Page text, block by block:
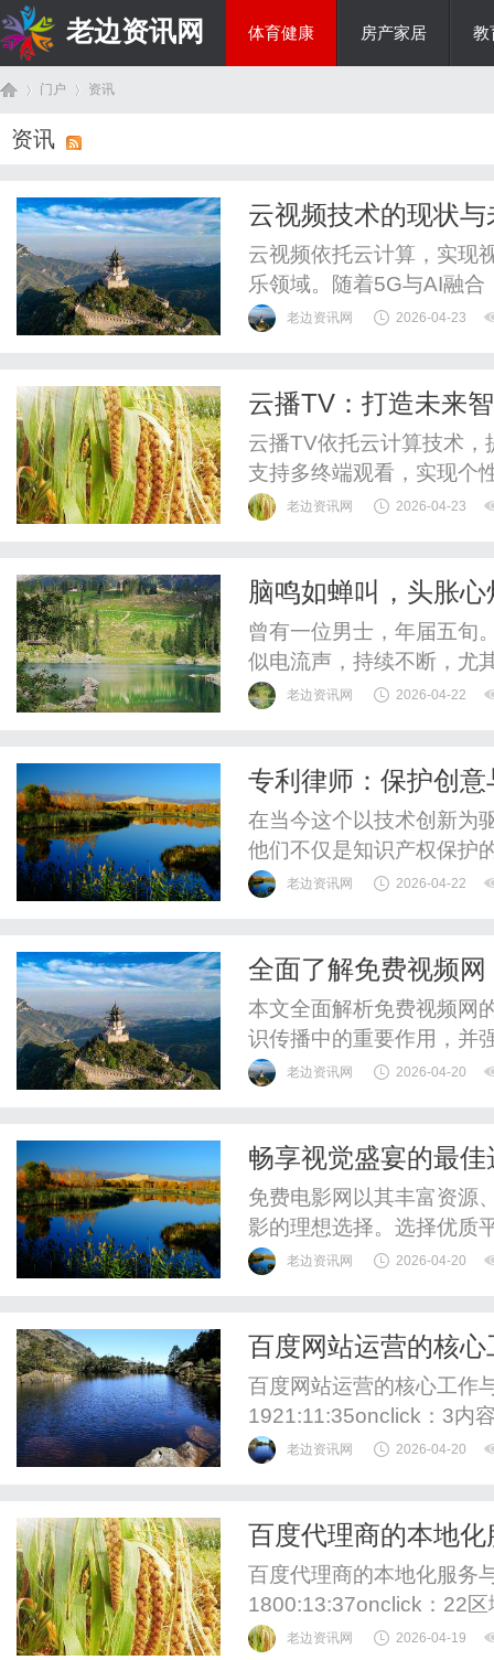
老边资讯网 体育健康 房产家居 教
门户 资讯
资讯
云视频技术的现状
云视频依托云计算，实现
乐领域。随着5G与AI融
大。老边资讯网 2026-04-23
云播TV：打造未来
云播TV依托云计算技术
支持多终端观看，实现个
老边资讯网 2026-04-23
脑鸣如蝉叫，头胀
清醒头脑
曾有一位男士，年届五旬
似电流声，持续不断，尤
扰听辨外界声响。伴随脑
令他颇为烦恼，尝试过多
老边资讯网 2026-04-22
专利律师：保护创
在当今这个以技术创新为
他们不仅是知识产权保护
中前行的导航者。通过专
利保护的重要性。专利律
老边资讯网 2026-04-22
全面了解免费视频
本文全面解析免费视频网
识传播中的重要作用，并
老边资讯网 2026-04-20
畅享视觉盛宴的最
免费电影网以其丰富资源
影的理想选择。选择优质
的关键。
老边资讯网 2026-04-20
百度网站运营的核
百度网站运营的核心工作
1921:11:35onclick：3内
策类内容，保持每周3-5
化：简化注册表单与购物
老边资讯网 2026-04-20
百度代理商的本地
百度代理商的本地化服务
1800:13:37onclick：22
商，便于当面沟通需求。
老边资讯网 2026-04-19